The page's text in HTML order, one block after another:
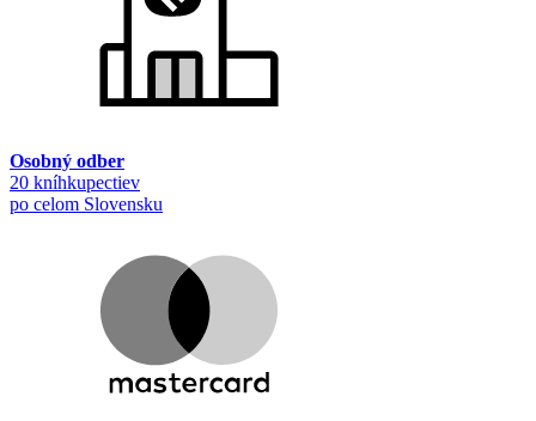
Osobný odber
20 kníhkupectiev
po celom Slovensku